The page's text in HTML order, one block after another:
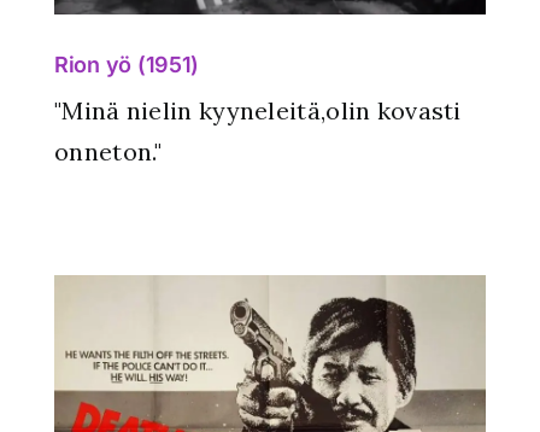
Rion yö (1951)
"Minä nielin kyyneleitä,olin kovasti
onneton."